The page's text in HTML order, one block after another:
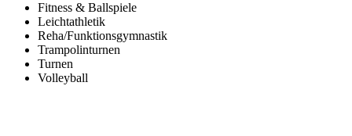
Fitness & Ballspiele
Leichtathletik
Reha/Funktionsgymnastik
Trampolinturnen
Turnen
Volleyball